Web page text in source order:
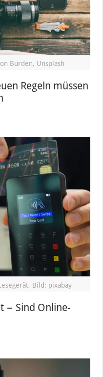
Burden, Unsplash
Regeln müssen
Bild: pixabay
− Sind Online-